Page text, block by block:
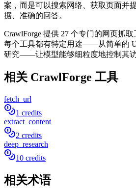
案，而是可以搜索网络、获取页面并
据、准确的回答。
CrawlForge 提供 27 个专门的网页抓取
每个工具都有特定用途——从简单的
研究——让模型能够细粒度地控制其访
相关 CrawlForge 工具
fetch_url
1 credits
extract_content
2 credits
deep_research
10 credits
相关术语